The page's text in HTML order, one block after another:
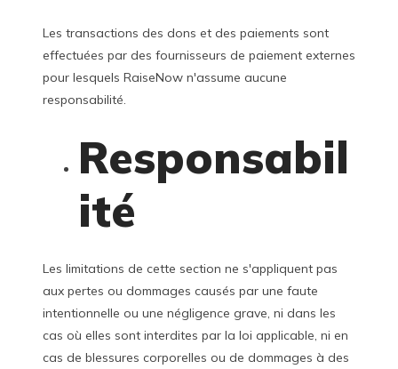
Les transactions des dons et des paiements sont
effectuées par des fournisseurs de paiement externes
pour lesquels RaiseNow n'assume aucune
responsabilité.
Responsabil
ité
Les limitations de cette section ne s'appliquent pas
aux pertes ou dommages causés par une faute
intentionnelle ou une négligence grave, ni dans les
cas où elles sont interdites par la loi applicable, ni en
cas de blessures corporelles ou de dommages à des